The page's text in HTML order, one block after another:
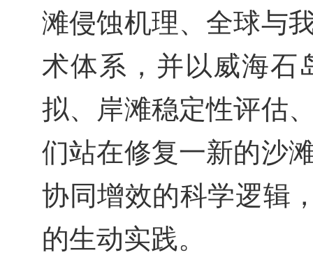
滩侵蚀机理、全球与
术体系，并以威海石
拟、岸滩稳定性评估
们站在修复一新的沙
协同增效的科学逻辑
的生动实践。